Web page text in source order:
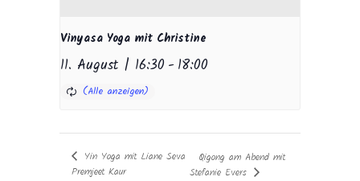
Vinyasa Yoga mit Christine
11. August | 16:30 -18:00
Yin Yoga mit Liane Seva
Premjeet Kaur
Qigong am Abend mit
Stefanie Evers